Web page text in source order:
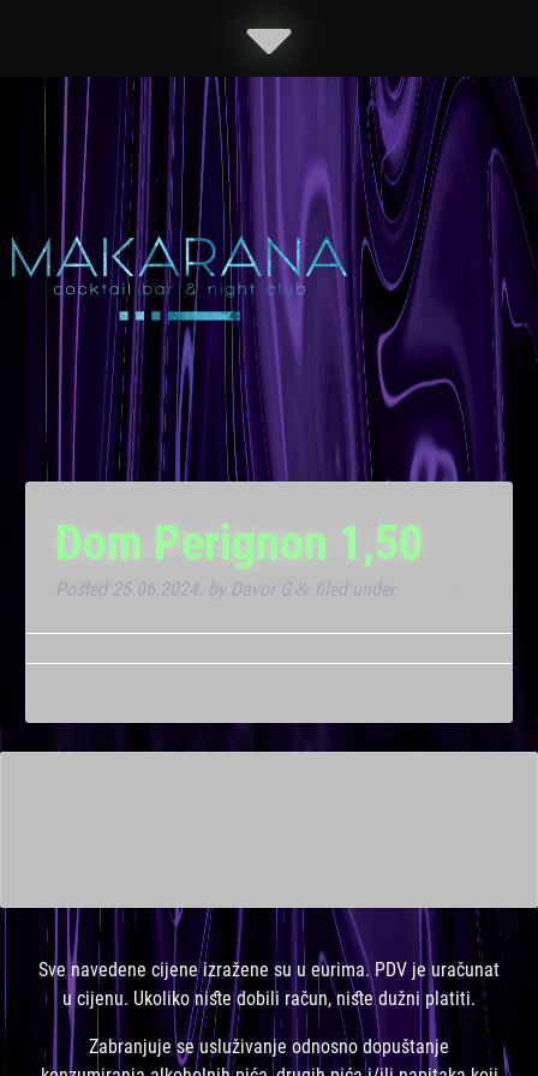
Dom Perignon 1,50
Posted 25.06.2024. by Davor G & filed under .
Sve navedene cijene izražene su u eurima. PDV je uračunat
u cijenu. Ukoliko niste dobili račun, niste dužni platiti.
Zabranjuje se usluživanje odnosno dopuštanje